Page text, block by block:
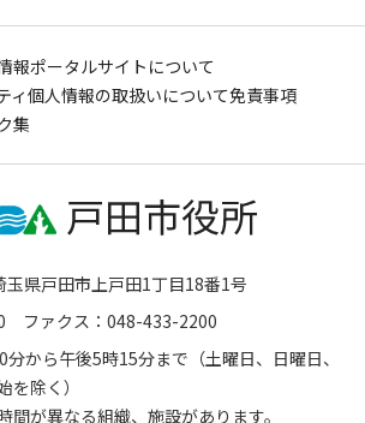
報ポータルサイトについて
ィ個人情報の取扱いについて免責事項
集
県戸田市上戸田1丁目18番1号
ファクス：048-433-2200
から午後5時15分まで（土曜日、日曜日、
除く）
間が異なる組織、施設があります。